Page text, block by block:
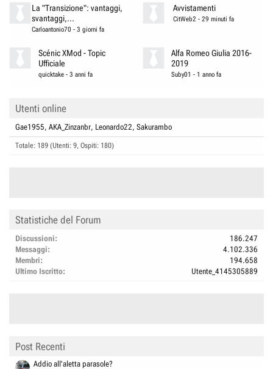
La "Transizione": vantaggi,
svantaggi,...
Carloantonio70 - 3 giorni fa
Avvistamenti
CitWeb2 - 29 minuti fa
Scénic XMod - Topic
Ufficiale
quicktake -3 anni fa
Alfa Romeo Giulia 2016-
2019
Suby01 - 1 anno fa
Utenti online
Gae1955 AKA_Zinzanbr Leonardo22 Sakurambo
Totale: 189 (Utenti: 9, Ospiti: 180)
Statistiche del Forum
Discussioni
186.247
Messaggi
4.102.336
Membri
194.658
Ultimo Iscritto
Utente_4145305889
Post Recenti
Addio all'aletta parasole?